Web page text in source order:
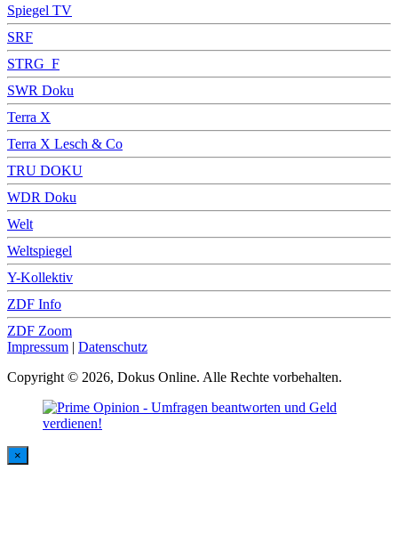
Spiegel TV
SRF
STRG_F
SWR Doku
Terra X
Terra X Lesch & Co
TRU DOKU
WDR Doku
Welt
Weltspiegel
Y-Kollektiv
ZDF Info
ZDF Zoom
Impressum | Datenschutz
Copyright © 2026, Dokus Online. Alle Rechte vorbehalten.
×